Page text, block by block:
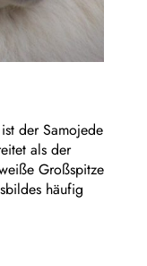
der Samojede
als der
Großspitze
häufig